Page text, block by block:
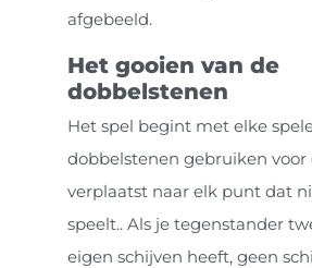
afgebeeld.
Het gooien van de
dobbelstenen
Het spel begint met elke
dobbelstenen gebruiken
verplaatst naar elk punt dat
speelt.. Als je tegenstander
eigen schijven heeft, geen